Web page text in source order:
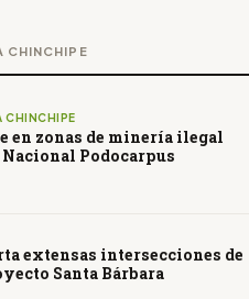
CHINCHIPE
CHINCHIPE
en zonas de minería ilegal
Podocarpus
extensas intersecciones de
Santa Bárbara